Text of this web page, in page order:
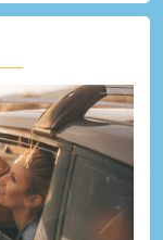
naših